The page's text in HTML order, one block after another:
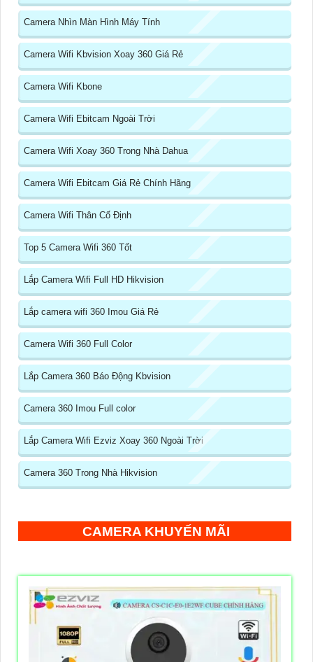
Camera Nhìn Màn Hình Máy Tính
Camera Wifi Kbvision Xoay 360 Giá Rẻ
Camera Wifi Kbone
Camera Wifi Ebitcam Ngoài Trời
Camera Wifi Xoay 360 Trong Nhà Dahua
Camera Wifi Ebitcam Giá Rẻ Chính Hãng
Camera Wifi Thân Cố Định
Top 5 Camera Wifi 360 Tốt
Lắp Camera Wifi Full HD Hikvision
Lắp camera wifi 360 Imou Giá Rẻ
Camera Wifi 360 Full Color
Lắp Camera 360 Báo Động Kbvision
Camera 360 Imou Full color
Lắp Camera Wifi Ezviz Xoay 360 Ngoài Trời
Camera 360 Trong Nhà Hikvision
CAMERA KHUYẾN MÃI